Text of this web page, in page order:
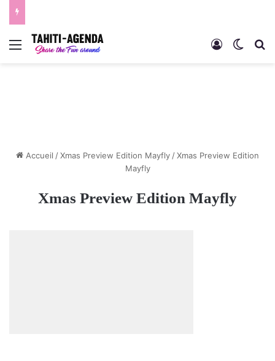
Menu Connexion
Accueil /Xmas Preview Edition Mayfly /Xmas Preview Edition
Mayfly
Xmas Preview Edition Mayfly